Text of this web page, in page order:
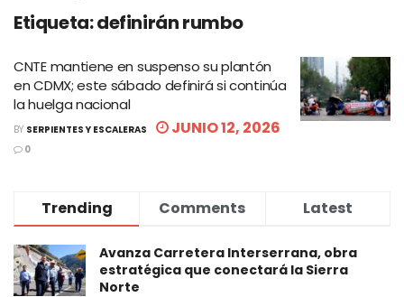
Etiqueta:definirán rumbo
CNTE mantiene en suspenso su plantón
en CDMX; este sábado definirá si continúa
la huelga nacional
BY SERPIENTES Y ESCALERAS JUNIO 12, 2026
0
Trending Comments Latest
Avanza Carretera Interserrana, obra
estratégica que conectará la Sierra
Norte